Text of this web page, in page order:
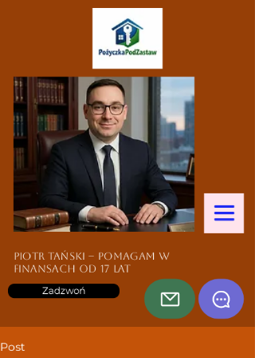
Zadzwoń
Piotr Tański – pomagam w
finansach od 17 lat
Post